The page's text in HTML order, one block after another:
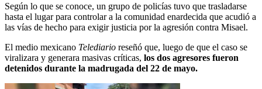
Según lo que se conoce, un grupo de policías tuvo que trasladarse
hasta el lugar para controlar a la comunidad enardecida que acudió a
las vías de hecho para exigir justicia por la agresión contra Misael.
El medio mexicano Telediario reseñó que, luego de que el caso se
viralizara y generara masivas críticas, los dos agresores fueron
detenidos durante la madrugada del 22 de mayo.